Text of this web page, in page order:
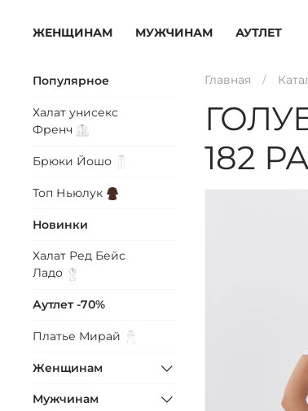
ЖЕНЩИНАМ МУЖЧИНАМ АУТЛЕТ
Главная
182
Популярное
Халат унисекс
Френч
Брюки Йошо
Топ Ньюлук
Новинки
Халат Ред Бейс
Ладо
Аутлет -70%
Платье Мирай
Женщинам
Мужчинам